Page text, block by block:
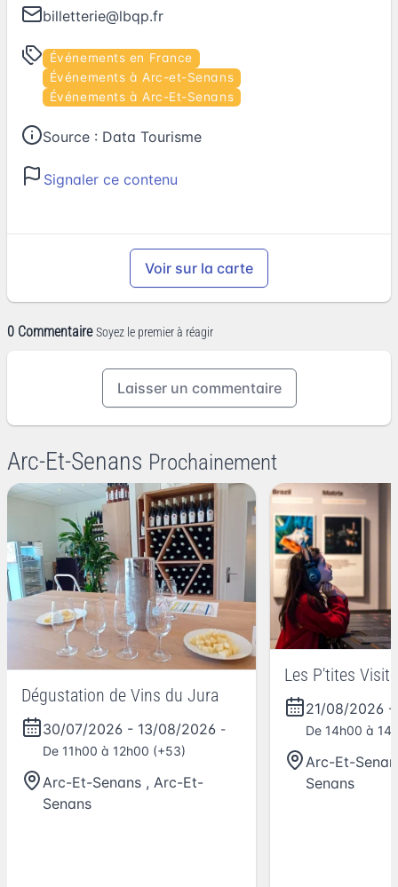
billetterie@lbqp.fr
Événements en France
Événements à Arc-et-Senans
Événements à Arc-Et-Senans
Source : Data Tourisme
Signaler ce contenu
Voir sur la carte
0 Commentaire Soyez le premier à réagir
Laisser un commentaire
Arc-Et-Senans Prochainement
Dégustation de Vins du Jura
30/07/2026 - 13/08/2026 -
De 11h00 à 12h00 (+53)
Arc-Et-Senans , Arc-Et-
Senans
Les P'tites
21/08/2026 -
De 14h00 à
Arc-Et-
Senans